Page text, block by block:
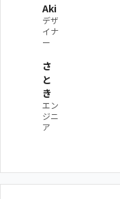
Aki
デザ
イナ
ー
さ
と
き
エン
ジニ
ア